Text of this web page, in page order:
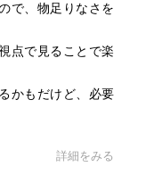
で、物足りなさを
点で見ることで楽
かもだけど、必要
詳細をみる